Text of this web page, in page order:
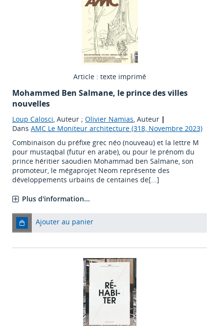
Article : texte imprimé
Mohammed Ben Salmane, le prince des villes
nouvelles
Loup Calosci, Auteur ; Olivier Namias, Auteur |
Dans AMC Le Moniteur architecture (318, Novembre 2023)
Combinaison du préfixe grec néo (nouveau) et la lettre M
pour mustaqbal (futur en arabe), ou pour le prénom du
prince héritier saoudien Mohammad ben Salmane, son
promoteur, le mégaprojet Neom représente des
développements urbains de centaines de[...]
Plus d'information...
Ajouter au panier